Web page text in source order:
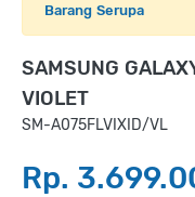
Barang Serupa
SAMSUNG
VIOLET
SM-A075FLVIXID/VL
Rp.